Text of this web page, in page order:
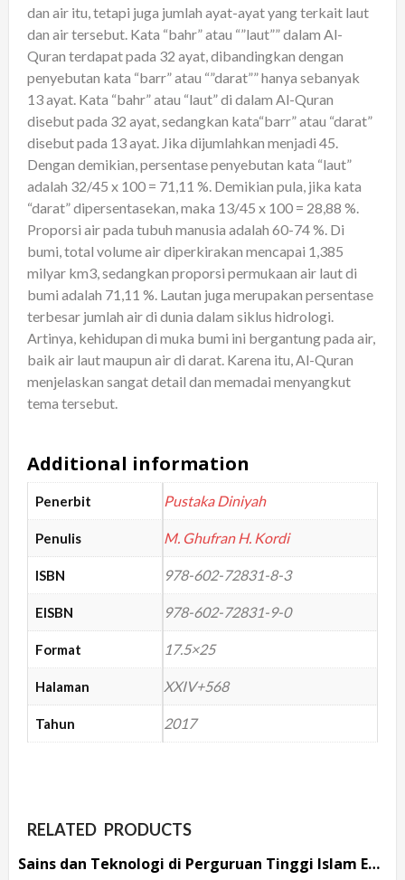
dan air itu, tetapi juga jumlah ayat-ayat yang terkait laut
dan air tersebut. Kata “bahr” atau “”laut”” dalam Al-
Quran terdapat pada 32 ayat, dibandingkan dengan
penyebutan kata “barr” atau “”darat”” hanya sebanyak
13 ayat. Kata “bahr” atau “laut” di dalam Al-Quran
disebut pada 32 ayat, sedangkan kata“barr” atau “darat”
disebut pada 13 ayat. Jika dijumlahkan menjadi 45.
Dengan demikian, persentase penyebutan kata “laut”
adalah 32/45 x 100 = 71,11 %. Demikian pula, jika kata
“darat” dipersentasekan, maka 13/45 x 100 = 28,88 %.
Proporsi air pada tubuh manusia adalah 60-74 %. Di
bumi, total volume air diperkirakan mencapai 1,385
milyar km3, sedangkan proporsi permukaan air laut di
bumi adalah 71,11 %. Lautan juga merupakan persentase
terbesar jumlah air di dunia dalam siklus hidrologi.
Artinya, kehidupan di muka bumi ini bergantung pada air,
baik air laut maupun air di darat. Karena itu, Al-Quran
menjelaskan sangat detail dan memadai menyangkut
tema tersebut.
Additional information
Penerbit Pustaka Diniyah
Penulis M. Ghufran H. Kordi
ISBN 978-602-72831-8-3
EISBN 978-602-72831-9-0
Format 17.5×25
Halaman XXIV+568
Tahun 2017
RELATED PRODUCTS
Sains dan Teknologi di Perguruan Tinggi Islam Edisi 3